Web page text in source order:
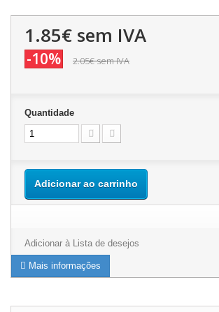
1.85€ sem IVA
-10% 2.05€sem IVA
Quantidade
Adicionar ao carrinho
Adicionar à Lista de desejos
Mais informações